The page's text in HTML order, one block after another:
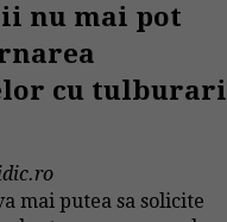
nu mai pot
cu tulburari
mai putea sa solicite